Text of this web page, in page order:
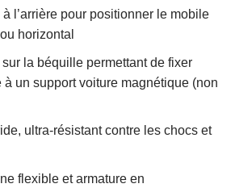
l’arrière pour positionner le mobile
horizontal
la béquille permettant de fixer
à un support voiture magnétique (non
ultra-résistant contre les chocs et
flexible et armature en